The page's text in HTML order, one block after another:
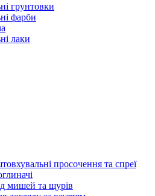
грунтовки
фарби
лаки
просочення та спреї
мишей та щурів